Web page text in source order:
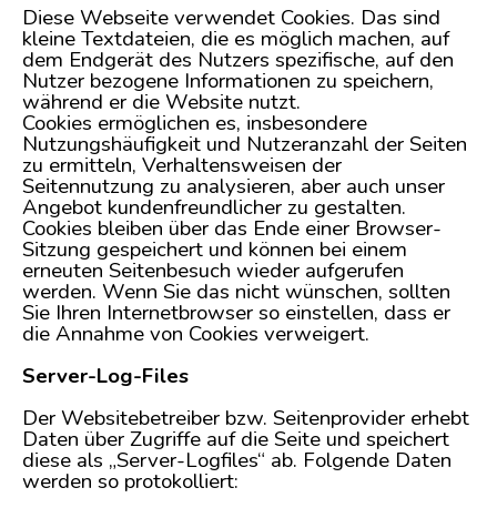
Diese Webseite verwendet Cookies. Das sind
kleine Textdateien, die es möglich machen, auf
dem Endgerät des Nutzers spezifische, auf den
Nutzer bezogene Informationen zu speichern,
während er die Website nutzt.
Cookies ermöglichen es, insbesondere
Nutzungshäufigkeit und Nutzeranzahl der Seiten
zu ermitteln, Verhaltensweisen der
Seitennutzung zu analysieren, aber auch unser
Angebot kundenfreundlicher zu gestalten.
Cookies bleiben über das Ende einer Browser-
Sitzung gespeichert und können bei einem
erneuten Seitenbesuch wieder aufgerufen
werden. Wenn Sie das nicht wünschen, sollten
Sie Ihren Internetbrowser so einstellen, dass er
die Annahme von Cookies verweigert.
Server-Log-Files
Der Websitebetreiber bzw. Seitenprovider erhebt
Daten über Zugriffe auf die Seite und speichert
diese als „Server-Logfiles“ ab. Folgende Daten
werden so protokolliert: